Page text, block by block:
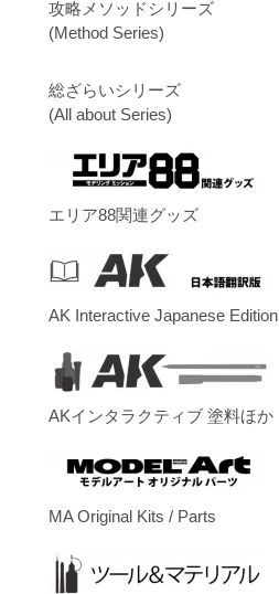
攻略メソッドシリーズ
(Method Series)
総ざらいシリーズ
(All about Series)
エリア88関連グッズ
AK Interactive Japanese Edition
AKインタラクティブ 塗料ほか
MA Original Kits / Parts